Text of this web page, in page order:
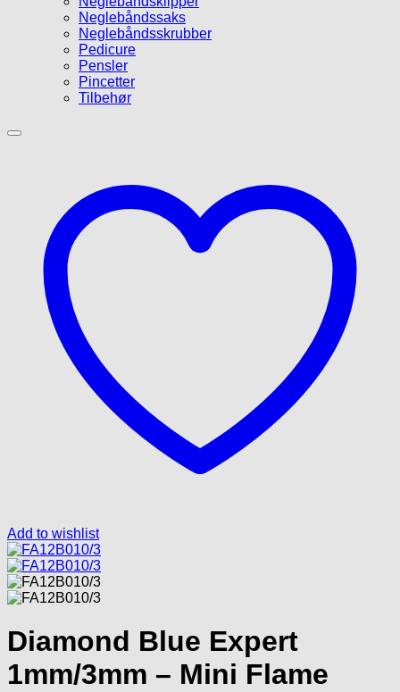
Neglebåndssaks
Neglebåndsskrubber
Pedicure
Pensler
Pincetter
Tilbehør
Add to wishlist
Diamond Blue Expert
1mm/3mm – Mini Flame